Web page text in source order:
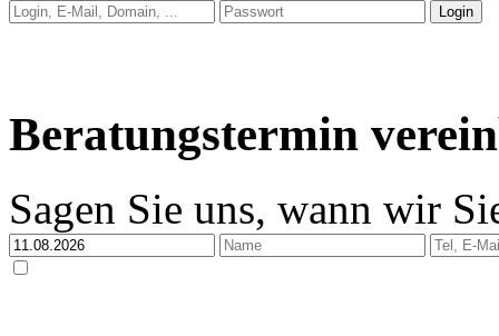
Beratungstermin
Sagen Sie uns, wann wir